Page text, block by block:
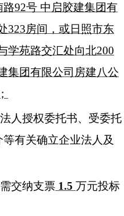
路92号 中启胶建集团有
323房间，或日照市东
学苑路交汇处向北200
集团有限公司房建八公
人授权委托书、受委托
有关确立企业法人及
交纳支票 1.5 万元投标